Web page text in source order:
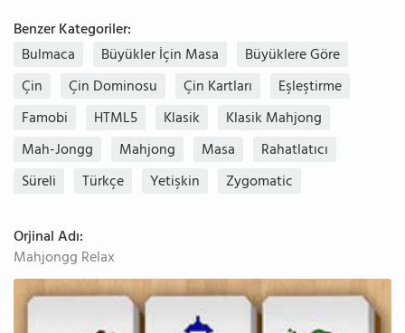
Benzer Kategoriler:
Bulmaca
Büyükler İçin Masa
Büyüklere Göre
Çin
Çin Dominosu Çin Kartları
Eşleştirme
Famobi
HTML5 Klasik
Klasik Mahjong
Mah-Jongg
Mahjong Masa
Rahatlatıcı
Süreli
Türkçe Yetişkin Zygomatic
Orjinal Adı:
Mahjongg Relax